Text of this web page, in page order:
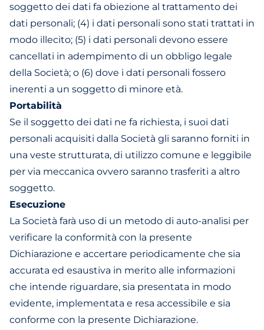
soggetto dei dati fa obiezione al trattamento dei
dati personali; (4) i dati personali sono stati trattati in
modo illecito; (5) i dati personali devono essere
cancellati in adempimento di un obbligo legale
della Società; o (6) dove i dati personali fossero
inerenti a un soggetto di minore età.
Portabilità
Se il soggetto dei dati ne fa richiesta, i suoi dati
personali acquisiti dalla Società gli saranno forniti in
una veste strutturata, di utilizzo comune e leggibile
per via meccanica ovvero saranno trasferiti a altro
soggetto.
Esecuzione
La Società farà uso di un metodo di auto-analisi per
verificare la conformità con la presente
Dichiarazione e accertare periodicamente che sia
accurata ed esaustiva in merito alle informazioni
che intende riguardare, sia presentata in modo
evidente, implementata e resa accessibile e sia
conforme con la presente Dichiarazione.